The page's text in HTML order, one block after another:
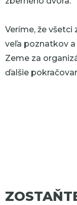
Veríme, že
veľa poznatkov
Zeme za
ďalšie